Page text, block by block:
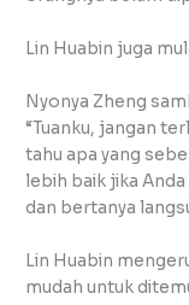
Lin Huabin juga
Nyonya Zheng
“Tuanku, jangan
tahu apa yang
lebih baik jika
dan bertanya
Lin Huabin
mudah untuk